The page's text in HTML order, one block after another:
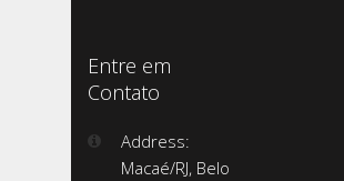
Entre em
Contato
Address:
Macaé/RJ, Belo